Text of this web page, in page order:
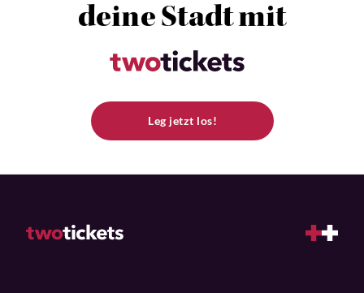
deine Stadt mit
Leg jetzt los!